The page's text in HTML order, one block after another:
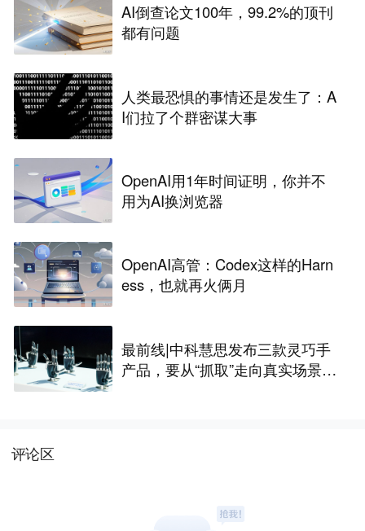
AI倒查论文100年，99.2%的顶刊
都有问题
人类最恐惧的事情还是发生了：A
I们拉了个群密谋大事
OpenAI用1年时间证明，你并不
用为AI换浏览器
OpenAI高管：Codex这样的Harn
ess，也就再火俩月
最前线|中科慧思发布三款灵巧手
产品，要从“抓取”走向真实场景作
评论区